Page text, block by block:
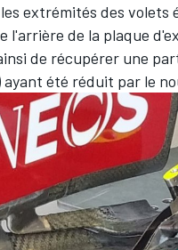
extrémités des volets
l'arrière de la plaque
de récupérer une
été réduit par le